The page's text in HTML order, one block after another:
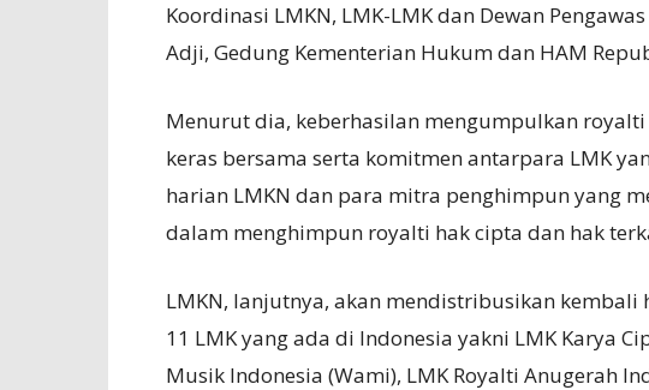
Koordinasi LMKN, LMK-LMK dan Dewan
Adji, Gedung Kementerian Hukum dan HAM
Menurut dia, keberhasilan mengumpulkan
keras bersama serta komitmen antarpara LMK
harian LMKN dan para mitra penghimpun yang
dalam menghimpun royalti hak cipta dan hak
LMKN, lanjutnya, akan mendistribusikan
11 LMK yang ada di Indonesia yakni LMK Karya
Musik Indonesia (Wami), LMK Royalti Anugerah